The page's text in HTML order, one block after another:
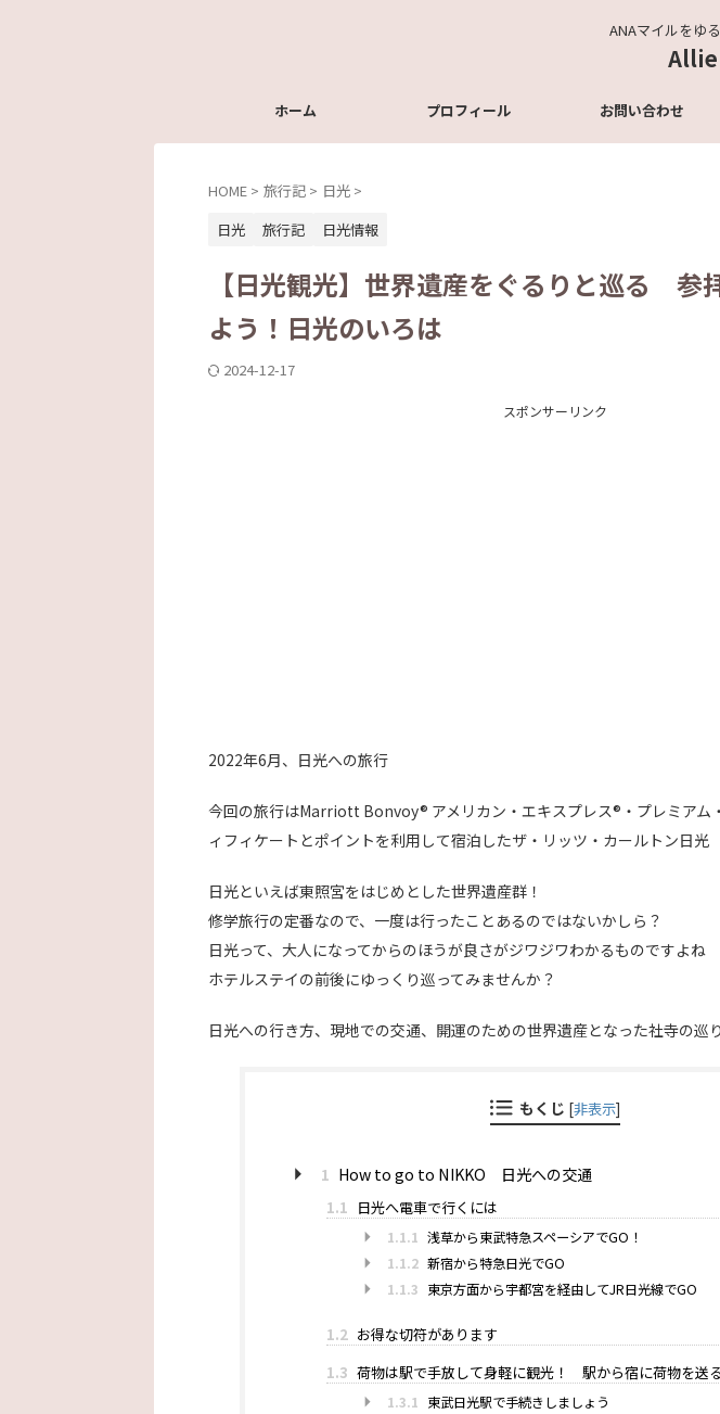
ANAマイルをゆ
ホーム プロフィール お問い合わせ
HOME > 旅行記 > 日光 >
日光
旅行記 日光情報
【日光観光】世界遺産をぐるりと巡る 参
よう！日光のいろは
2024-12-17
スポンサーリンク
2022年6月、日光への旅行
今回の旅行はMarriott Bonvoy® アメリカン・エキスプレス®・プレミアム
ィフィケートとポイントを利用して宿泊したザ・リッツ・カールトン日光
日光といえば東照宮をはじめとした世界遺産群！
修学旅行の定番なので、一度は行ったことあるのではないかしら？
日光って、大人になってからのほうが良さがジワジワわかるものですよね
ホテルステイの前後にゆっくり巡ってみませんか？
日光への行き方、現地での交通、開運のための世界遺産となった社寺の巡
もくじ [非表示]
1 How to go to NIKKO 日光への交通
1.1 日光へ電車で行くには
1.1.1 浅草から東武特急スペーシアでGO！
1.1.2 新宿から特急日光でGO
1.1.3 東京方面から宇都宮を経由してJR日光線でGO
1.2 お得な切符があります
1.3 荷物は駅で手放して身軽に観光！ 駅から宿に荷物を送
1.3.1 東武日光駅で手続きしましょう